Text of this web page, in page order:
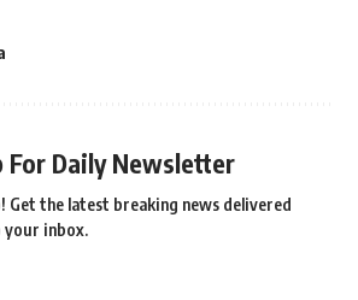
For Daily Newsletter
Get the latest breaking news delivered
inbox.